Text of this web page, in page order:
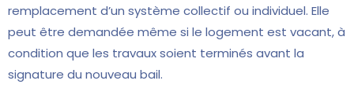
remplacement d’un système collectif ou individuel. Elle
peut être demandée même si le logement est vacant, à
condition que les travaux soient terminés avant la
signature du nouveau bail.